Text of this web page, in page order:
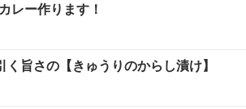
レー作ります！
旨さの【きゅうりのからし漬け】